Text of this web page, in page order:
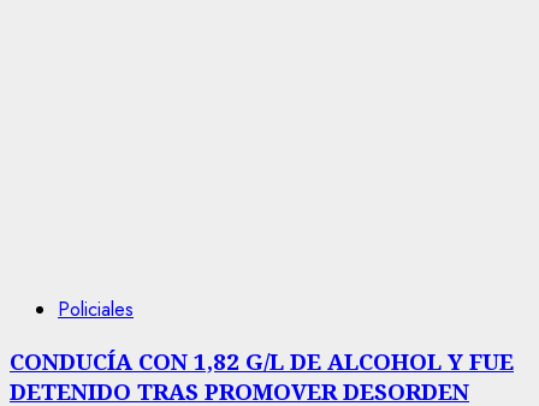
Policiales
CONDUCÍA CON 1,82 G/L DE ALCOHOL Y FUE
DETENIDO TRAS PROMOVER DESORDEN